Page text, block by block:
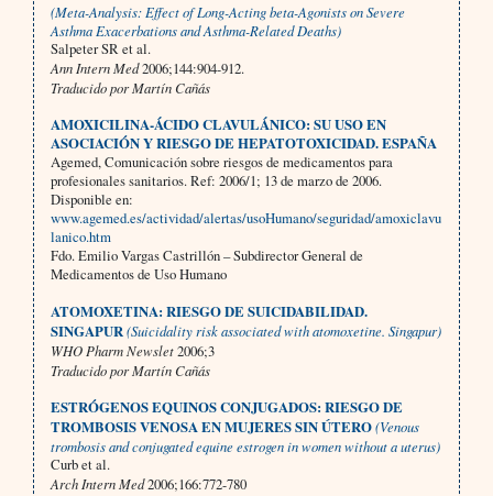
(Meta-Analysis: Effect of Long-Acting beta-Agonists on Severe
Asthma Exacerbations and Asthma-Related Deaths)
Salpeter SR et al.
Ann Intern Med2006;144:904-912.
Traducido por Martín Cañás
AMOXICILINA-ÁCIDO CLAVULÁNICO: SU USO EN
ASOCIACIÓN Y RIESGO DE HEPATOTOXICIDAD. ESPAÑA
Agemed,Comunicación sobre riesgos de medicamentos para
profesionales sanitarios. Ref: 2006/1; 13 de marzo de 2006.
Disponible en:
www.agemed.es/actividad/alertas/usoHumano/seguridad/amoxiclavu
lanico.htm
Fdo. Emilio Vargas Castrillón – Subdirector General de
Medicamentos de Uso Humano
ATOMOXETINA: RIESGO DE SUICIDABILIDAD.
SINGAPUR(Suicidality risk associated with atomoxetine. Singapur)
WHO Pharm Newslet2006;3
Traducido por Martín Cañás
ESTRÓGENOS EQUINOS CONJUGADOS: RIESGO DE
TROMBOSIS VENOSA EN MUJERES SIN ÚTERO(Venous
trombosis and conjugated equine estrogen in women without a uterus)
Curb et al.
Arch Intern Med2006;166:772-780